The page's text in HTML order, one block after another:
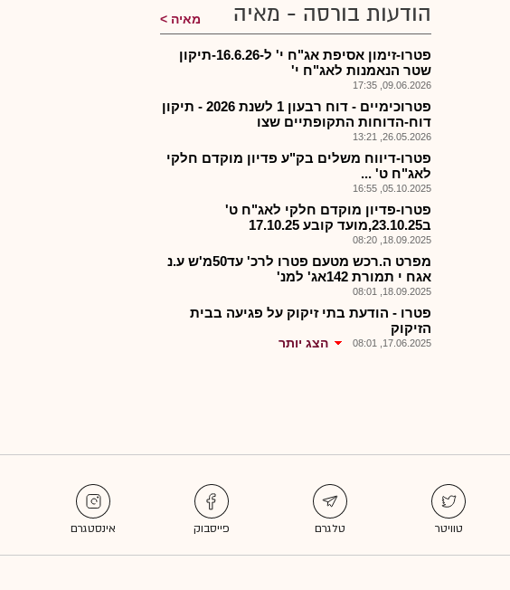
הודעות בורסה - מאיה מאיה
פטרו-זימון אסיפת אג"ח י' ל-16.6.26-תיקון
שטר הנאמנות לאג"ח י'
09.06.2026, 17:35
פטרוכימיים - דוח רבעון 1 לשנת 2026 - תיקון
דוח-הדוחות התקופתיים שצו
26.05.2026, 13:21
פטרו-דיווח משלים בק"ע פדיון מוקדם חלקי
לאג"ח ט' ...
05.10.2025, 16:55
פטרו-פדיון מוקדם חלקי לאג"ח ט'
ב23.10.25,מועד קובע 17.10.25
18.09.2025, 08:20
מפרט ה.רכש מטעם פטרו לרכ' עד50מ'ש ע.נ
אגח י תמורת 142אג' למנ'
18.09.2025, 08:01
פטרו - הודעת בתי זיקוק על פגיעה בבית
הזיקוק
17.06.2025, 08:01 הצג יותר